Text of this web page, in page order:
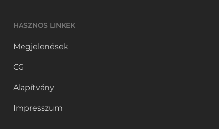
HASZNOS LINKEK
Megjelenések
CG
Alapítvány
Impresszum